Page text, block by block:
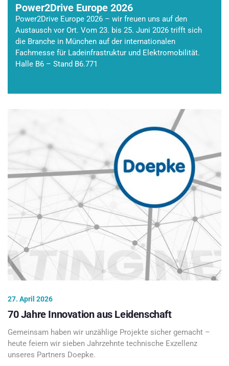
Power2Drive Europe 2026
Power2Drive Europe 2026 – wir freuen uns auf den
Austausch vor Ort. Vom 23. bis 25. Juni 2026 trifft sich
die Branche in München auf der internationalen
Fachmesse für Ladeinfrastruktur und Elektromobilität.
Halle B6 – Stand B6.771
27. April 2026
70 Jahre Innovation aus Leidenschaft
Gemeinsam haben wir unzählige Projekte sicher gemacht –
heute feiern wir sieben Jahrzehnte technische Exzellenz
unseres Partners Doepke.